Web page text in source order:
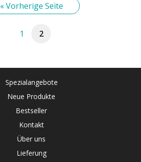
« Vorherige Seite
1 2
Spezialangebote
Neue Produkte
Bestseller
Kontakt
Über uns
Lieferung